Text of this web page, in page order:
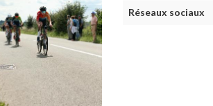
Réseaux sociaux